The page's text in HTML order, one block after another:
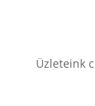
Üzleteink